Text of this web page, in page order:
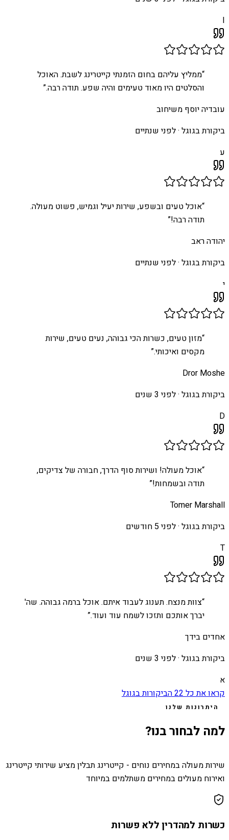
I
“ממליץ עליהם בחום הזמנתי קייטרינג לשבת. האוכל
והסלטים היו מאוד טעימים והיה שפע. תודה רבה.”
עובדיה יוסף משיחוב
ביקורת בגוגל ·לפני שנתיים
ע
“אוכל טעים ובשפע, שירות יעיל וגמיש, פשוט מעולה.
תודה רבה!”
יהודה ראב
ביקורת בגוגל ·לפני שנתיים
י
“מזון טעים, כשרות הכי גבוהה, נעים טעים, שירות
מקסים ואיכותי.”
Dror Moshe
ביקורת בגוגל ·לפני 3 שנים
D
“אוכל מעולה! ושירות סוף הדרך, חבורה של צדיקים,
תודה ובשמחות!”
Tomer Marshall
ביקורת בגוגל ·לפני 5 חודשים
T
“צוות מנצח. תענוג לעבוד איתם. אוכל ברמה גבוהה. שה'
יברך אותכם ותזכו לשמח עוד ועוד.”
אחדים בידך
ביקורת בגוגל ·לפני 3 שנים
א
קראו את כל22הביקורות בגוגל
היתרונות שלנו
למה לבחור בנו?
שירות מעולה במחירים נוחים - קייטרינג תבלין מציע שירותי קייטרינג
ואירוח מעולים במחירים משתלמים במיוחד
כשרות למהדרין ללא פשרות